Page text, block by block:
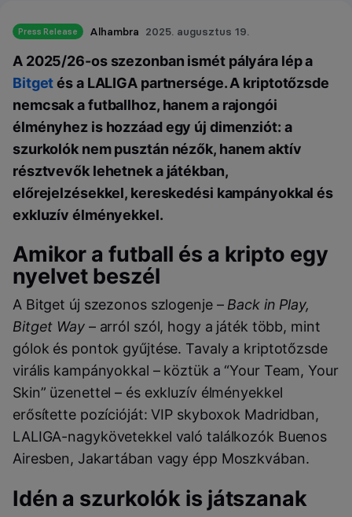
Press Release Alhambra 2025. augusztus 19.
A 2025/26-os szezonban ismét pályára lép a
Bitgetés a LALIGA partnersége. A kriptotőzsde
nemcsak a futballhoz, hanem a rajongói
élményhez is hozzáad egy új dimenziót: a
szurkolók nem pusztán nézők, hanem aktív
résztvevők lehetnek a játékban,
előrejelzésekkel, kereskedési kampányokkal és
exkluzív élményekkel.
Amikor a futball és a kripto egy
nyelvet beszél
A Bitget új szezonos szlogenje – Back in Play,
Bitget Way– arról szól, hogy a játék több, mint
gólok és pontok gyűjtése. Tavaly a kriptotőzsde
virális kampányokkal – köztük a “Your Team, Your
Skin” üzenettel – és exkluzív élményekkel
erősítette pozícióját: VIP skyboxok Madridban,
LALIGA-nagykövetekkel való találkozók Buenos
Airesben, Jakartában vagy épp Moszkvában.
Idén a szurkolók is játszanak